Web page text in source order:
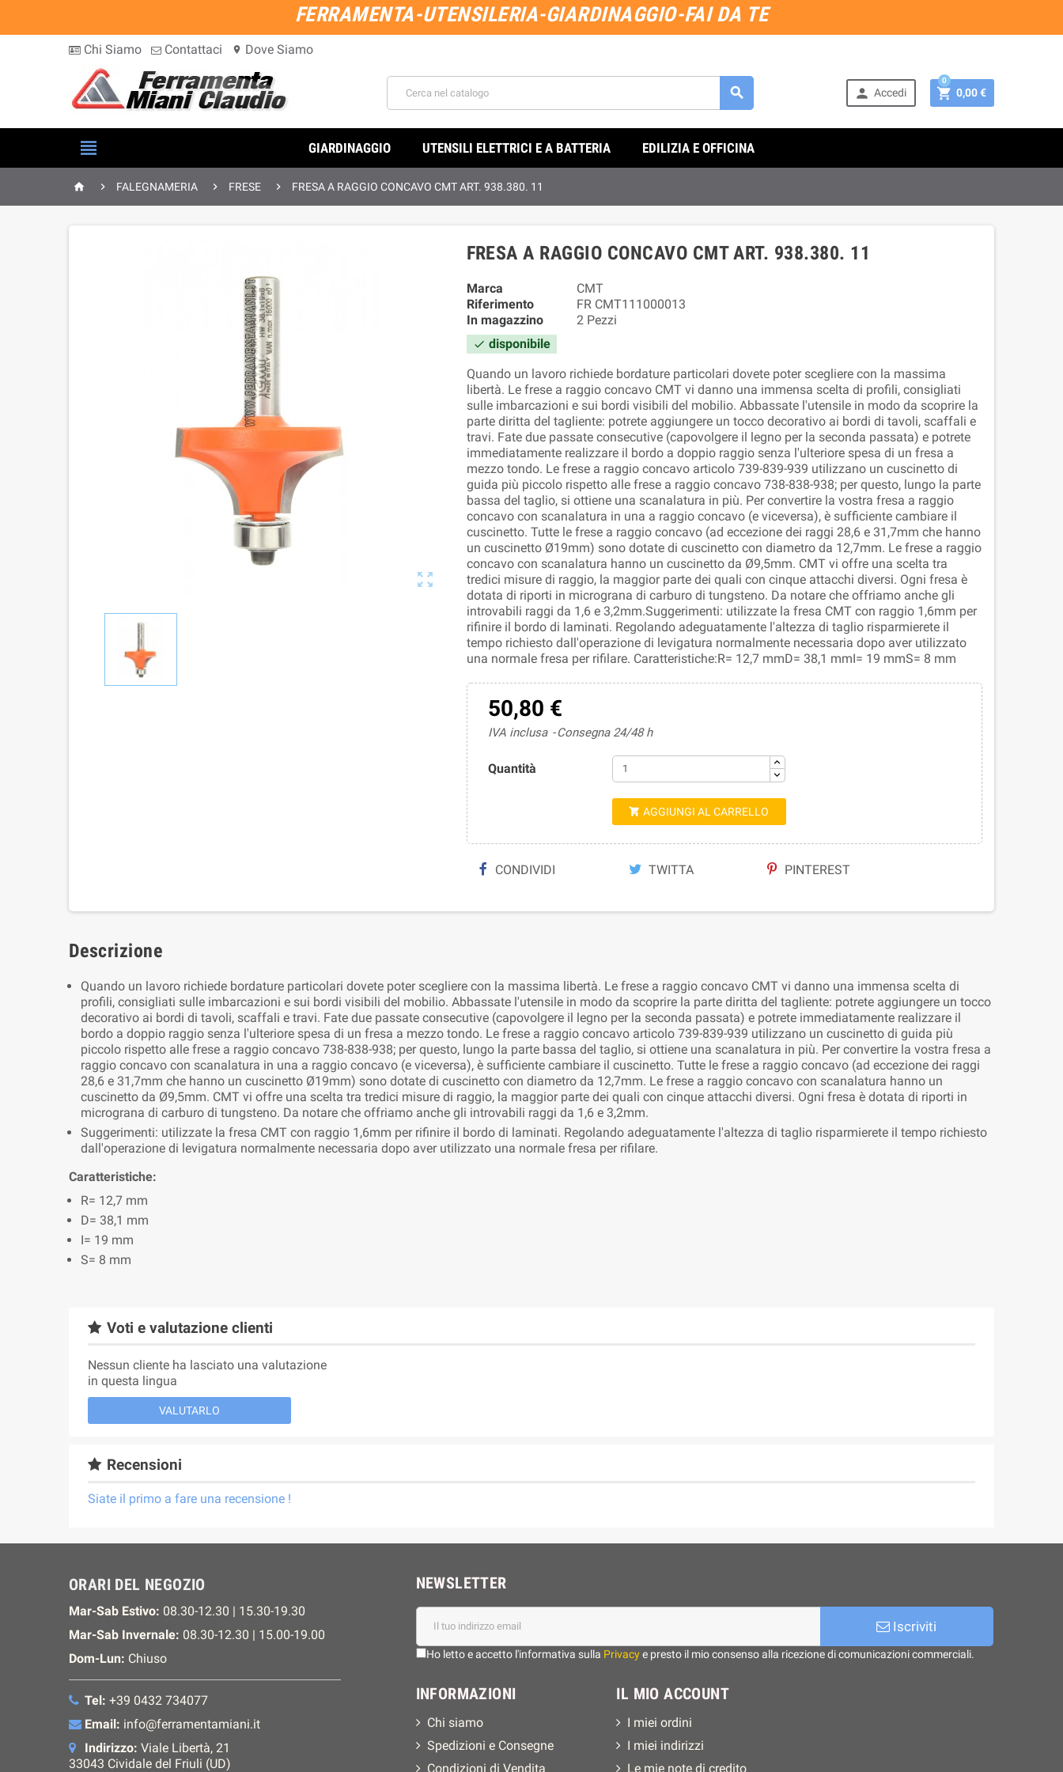
FERRAMENTA-UTENSILERIA-GIARDINAGGIO-FAI DA TE
Chi Siamo Contattaci location_on Dove Siamo
  Accedi  0,00 €
0
 GIARDINAGGIO UTENSILI ELETTRICI E A BATTERIA EDILIZIA E OFFICINA
  FALEGNAMERIA  FRESE  FRESA A RAGGIO CONCAVO CMT ART. 938.380. 11

FRESA A RAGGIO CONCAVO CMT ART. 938.380. 11
Marca
CMT
Riferimento
FR CMT111000013
In magazzino
2 Pezzi
 disponibile
Quando un lavoro richiede bordature particolari dovete poter scegliere con la massima
libertà. Le frese a raggio concavo CMT vi danno una immensa scelta di profili, consigliati
sulle imbarcazioni e sui bordi visibili del mobilio. Abbassate l'utensile in modo da scoprire la
parte diritta del tagliente: potrete aggiungere un tocco decorativo ai bordi di tavoli, scaffali e
travi. Fate due passate consecutive (capovolgere il legno per la seconda passata) e potrete
immediatamente realizzare il bordo a doppio raggio senza l'ulteriore spesa di un fresa a
mezzo tondo. Le frese a raggio concavo articolo 739-839-939 utilizzano un cuscinetto di
guida più piccolo rispetto alle frese a raggio concavo 738-838-938; per questo, lungo la parte
bassa del taglio, si ottiene una scanalatura in più. Per convertire la vostra fresa a raggio
concavo con scanalatura in una a raggio concavo (e viceversa), è sufficiente cambiare il
cuscinetto. Tutte le frese a raggio concavo (ad eccezione dei raggi 28,6 e 31,7mm che hanno
un cuscinetto Ø19mm) sono dotate di cuscinetto con diametro da 12,7mm. Le frese a raggio
concavo con scanalatura hanno un cuscinetto da Ø9,5mm. CMT vi offre una scelta tra
tredici misure di raggio, la maggior parte dei quali con cinque attacchi diversi. Ogni fresa è
dotata di riporti in micrograna di carburo di tungsteno. Da notare che offriamo anche gli
introvabili raggi da 1,6 e 3,2mm.Suggerimenti: utilizzate la fresa CMT con raggio 1,6mm per
rifinire il bordo di laminati. Regolando adeguatamente l'altezza di taglio risparmierete il
tempo richiesto dall'operazione di levigatura normalmente necessaria dopo aver utilizzato
una normale fresa per rifilare. Caratteristiche:R= 12,7 mmD= 38,1 mmI= 19 mmS= 8 mm
50,80 €
IVA inclusa Consegna 24/48 h
Quantità
 AGGIUNGI AL CARRELLO
CONDIVIDI TWITTA PINTEREST
Descrizione
Quando un lavoro richiede bordature particolari dovete poter scegliere con la massima libertà. Le frese a raggio concavo CMT vi danno una immensa scelta di
profili, consigliati sulle imbarcazioni e sui bordi visibili del mobilio. Abbassate l'utensile in modo da scoprire la parte diritta del tagliente: potrete aggiungere un tocco
decorativo ai bordi di tavoli, scaffali e travi. Fate due passate consecutive (capovolgere il legno per la seconda passata) e potrete immediatamente realizzare il
bordo a doppio raggio senza l'ulteriore spesa di un fresa a mezzo tondo. Le frese a raggio concavo articolo 739-839-939 utilizzano un cuscinetto di guida più
piccolo rispetto alle frese a raggio concavo 738-838-938; per questo, lungo la parte bassa del taglio, si ottiene una scanalatura in più. Per convertire la vostra fresa a
raggio concavo con scanalatura in una a raggio concavo (e viceversa), è sufficiente cambiare il cuscinetto. Tutte le frese a raggio concavo (ad eccezione dei raggi
28,6 e 31,7mm che hanno un cuscinetto Ø19mm) sono dotate di cuscinetto con diametro da 12,7mm. Le frese a raggio concavo con scanalatura hanno un
cuscinetto da Ø9,5mm. CMT vi offre una scelta tra tredici misure di raggio, la maggior parte dei quali con cinque attacchi diversi. Ogni fresa è dotata di riporti in
micrograna di carburo di tungsteno. Da notare che offriamo anche gli introvabili raggi da 1,6 e 3,2mm.
Suggerimenti: utilizzate la fresa CMT con raggio 1,6mm per rifinire il bordo di laminati. Regolando adeguatamente l'altezza di taglio risparmierete il tempo richiesto
dall'operazione di levigatura normalmente necessaria dopo aver utilizzato una normale fresa per rifilare.
Caratteristiche:
R= 12,7 mm
D= 38,1 mm
I= 19 mm
S= 8 mm
Voti e valutazione clienti
Nessun cliente ha lasciato una valutazione
in questa lingua
VALUTARLO
Recensioni
Siate il primo a fare una recensione !
ORARI DEL NEGOZIO
Mar-Sab Estivo: 08.30-12.30 | 15.30-19.30
Mar-Sab Invernale: 08.30-12.30 | 15.00-19.00
Dom-Lun: Chiuso
Tel: +39 0432 734077
Email: info@ferramentamiani.it
Indirizzo: Viale Libertà, 21
33043 Cividale del Friuli (UD)
NEWSLETTER
Iscriviti
Ho letto e accetto l'informativa sulla Privacye presto il mio consenso alla ricezione di comunicazioni commerciali.
INFORMAZIONI
Chi siamo
Spedizioni e Consegne
Condizioni di Vendita
IL MIO ACCOUNT
I miei ordini
I miei indirizzi
Le mie note di credito